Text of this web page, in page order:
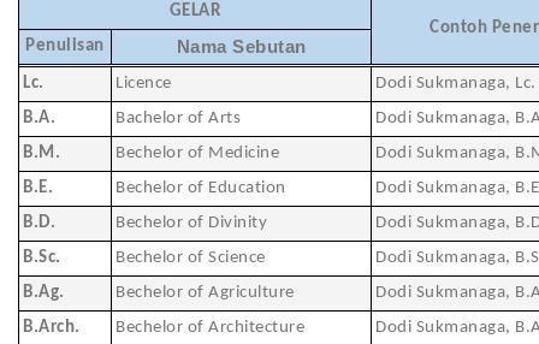
GELAR
Contoh
Penulisan
Nama Sebutan
Lc. Licence
Dodi Sukmanaga, Lc.
B.A.
Bachelor of Arts
Dodi Sukmanaga,
B.M.
Bechelor of Medicine
Dodi Sukmanaga,
B.E.
Bechelor of Education
Dodi Sukmanaga,
B.D.
Bechelor of Divinity
Dodi Sukmanaga,
B.Sc.
Bechelor of Science
Dodi Sukmanaga,
B.Ag.
Bechelor of Agriculture
Dodi Sukmanaga,
B.Arch.
Bechelor of Architecture Dodi Sukmanaga,